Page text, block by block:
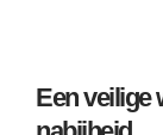
Een veilige